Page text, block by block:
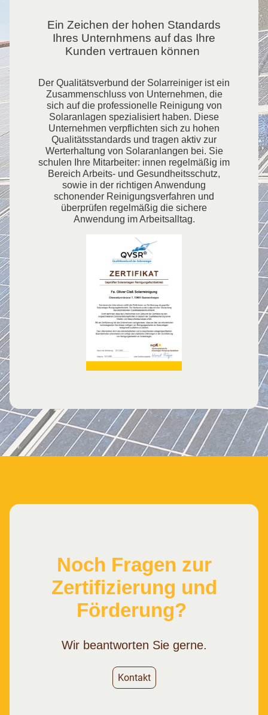
Ein Zeichen der hohen Standards
Ihres Unternhmens auf das Ihre
Kunden vertrauen können
Der Qualitätsverbund der Solarreiniger ist ein
Zusammenschluss von Unternehmen, die
sich auf die professionelle Reinigung von
Solaranlagen spezialisiert haben. Diese
Unternehmen verpflichten sich zu hohen
Qualitätsstandards und tragen aktiv zur
Werterhaltung von Solaranlangen bei. Sie
schulen Ihre Mitarbeiter: innen regelmäßig im
Bereich Arbeits- und Gesundheitsschutz,
sowie in der richtigen Anwendung
schonender Reinigungsverfahren und
überprüfen regelmäßig die sichere
Anwendung im Arbeitsalltag.
Noch Fragen zur
Zertifizierung und
Förderung?
Wir beantworten Sie gerne.
Kontakt